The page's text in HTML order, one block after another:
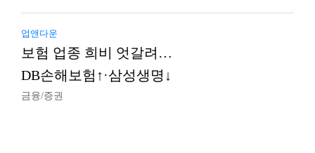
업앤다운
보험 업종 희비 엇갈려…
DB손해보험↑·삼성생명↓
금융/증권